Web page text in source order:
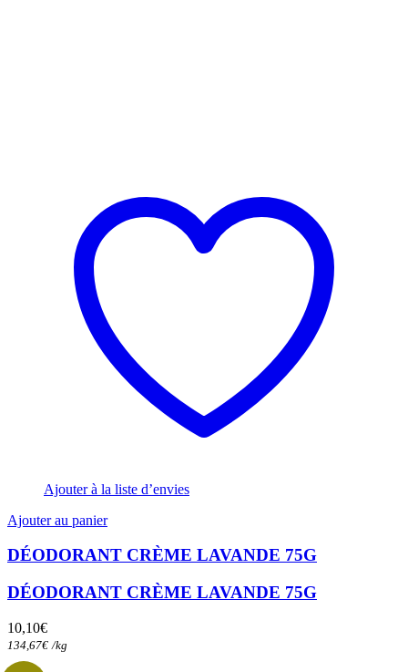
Ajouter à la liste d’envies
Ajouter au panier
DÉODORANT CRÈME LAVANDE 75G
DÉODORANT CRÈME LAVANDE 75G
10,10€
134,67€ /kg